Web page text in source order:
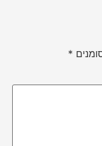
*